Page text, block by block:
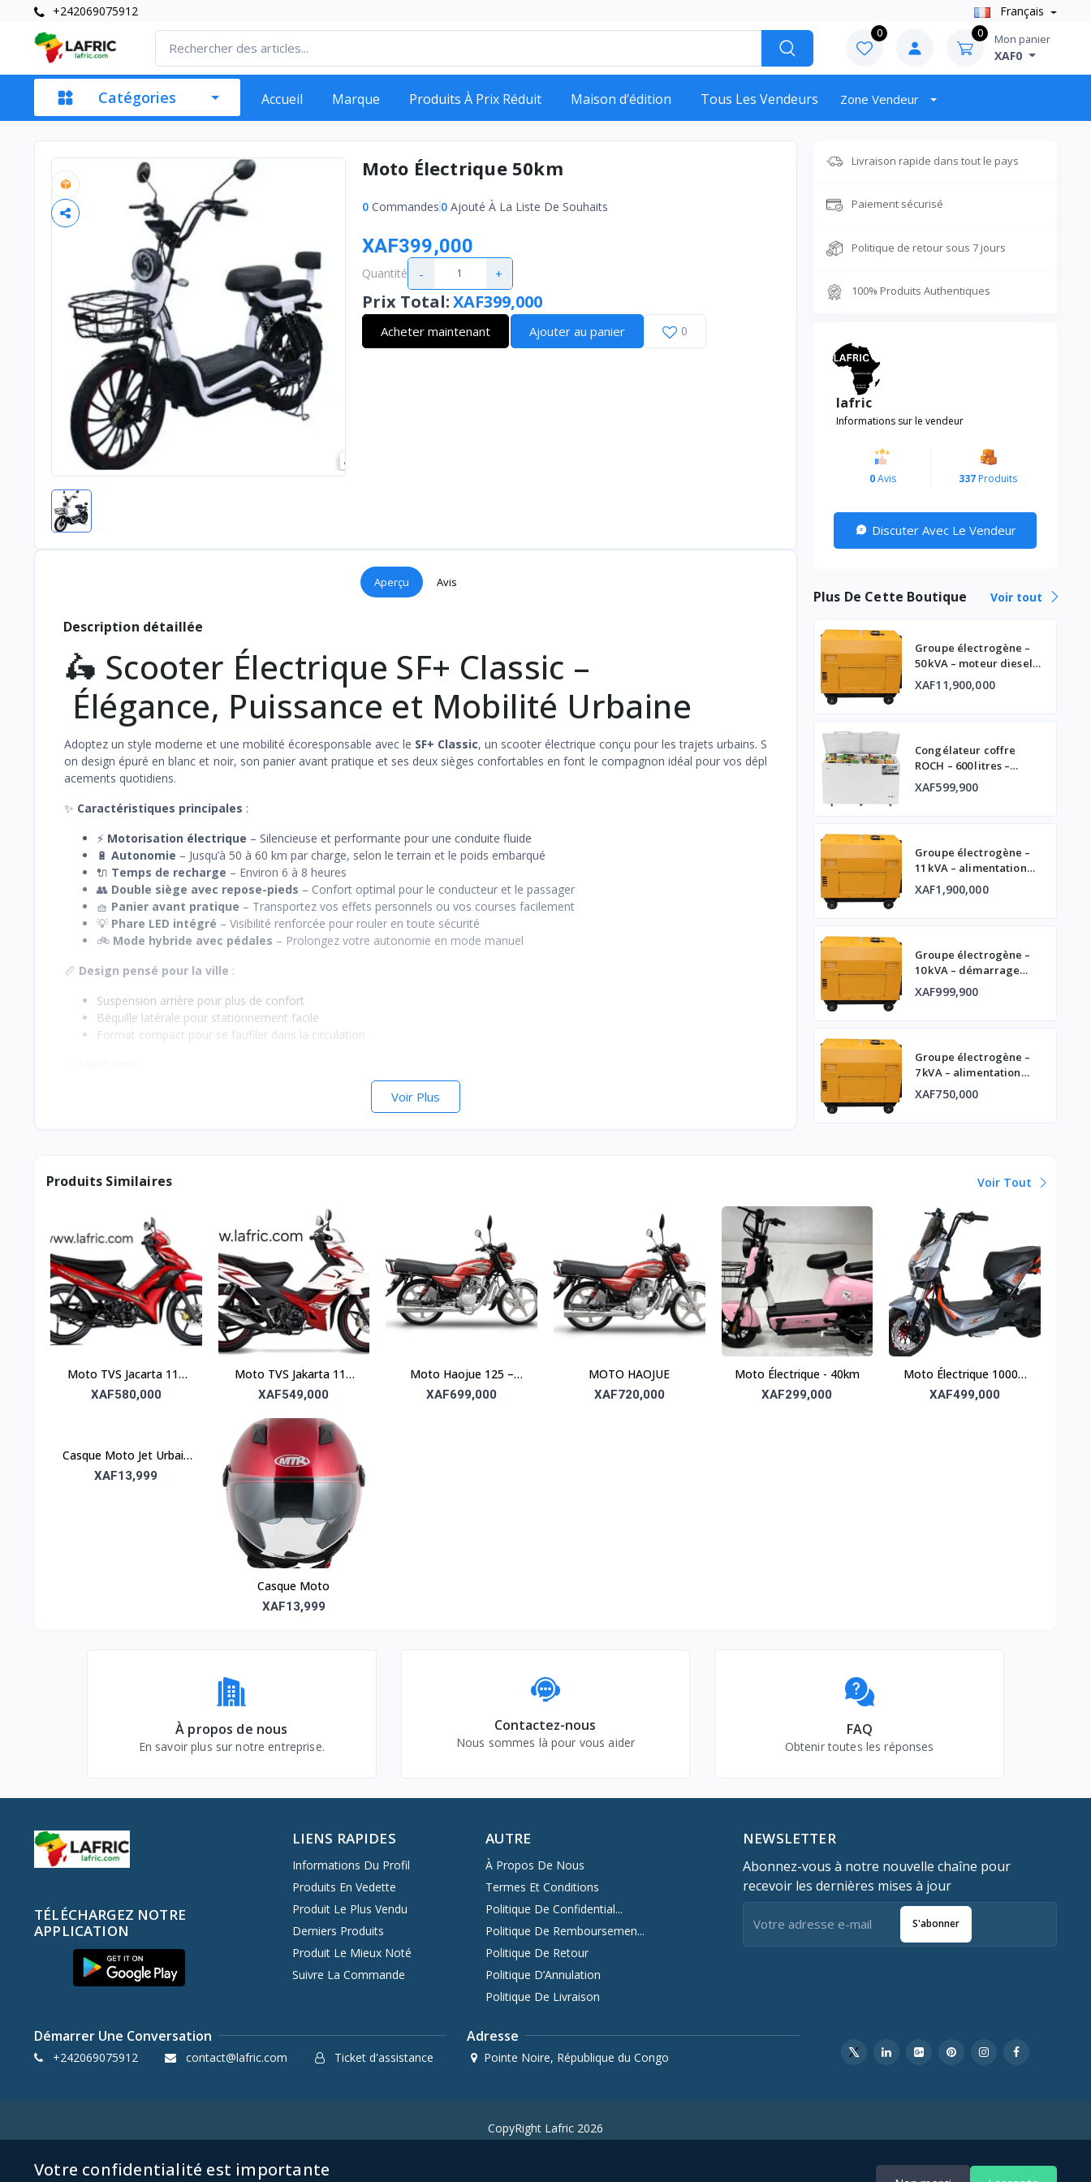
+242069075912 Français
0 0 Mon panier
XAF0
Catégories Accueil Marque Produits À Prix Réduit Maison d’édition Tous Les Vendeurs Zone Vendeur
Moto Électrique 50km
0Commandes 0Ajouté À La Liste De Souhaits
XAF399,000
Quantité - +
Prix Total:XAF399,000
Acheter maintenant Ajouter au panier 0
Aperçu Avis
Description détaillée
🛵 Scooter Électrique SF+ Classic –
Élégance, Puissance et Mobilité Urbaine
Adoptez un style moderne et une mobilité écoresponsable avec le SF+ Classic, un scooter électrique conçu pour les trajets urbains. S
on design épuré en blanc et noir, son panier avant pratique et ses deux sièges confortables en font le compagnon idéal pour vos dépl
acements quotidiens.
✨ Caractéristiques principales :
⚡ Motorisation électrique – Silencieuse et performante pour une conduite fluide
🔋 Autonomie – Jusqu’à 50 à 60 km par charge, selon le terrain et le poids embarqué
🔌 Temps de recharge – Environ 6 à 8 heures
👥 Double siège avec repose-pieds – Confort optimal pour le conducteur et le passager
🧺 Panier avant pratique – Transportez vos effets personnels ou vos courses facilement
💡 Phare LED intégré – Visibilité renforcée pour rouler en toute sécurité
🚲 Mode hybride avec pédales – Prolongez votre autonomie en mode manuel
📏 Design pensé pour la ville :
Suspension arrière pour plus de confort
Béquille latérale pour stationnement facile
Format compact pour se faufiler dans la circulation
Les balades en duo
Voir Plus
Livraison rapide dans tout le pays
Paiement sécurisé
Politique de retour sous 7 jours
100% Produits Authentiques
lafric
Informations sur le vendeur
0Avis 337 Produits
Discuter Avec Le Vendeur
Plus De Cette Boutique Voir tout
Groupe électrogène –
50 kVA – moteur diesel
industriel
XAF11,900,000
Congélateur coffre
ROCH – 600 litres –
double porte
XAF599,900
Groupe électrogène –
11 kVA – alimentation
fiable
XAF1,900,000
Groupe électrogène –
10 kVA – démarrage
automatique et
affichage digital
XAF999,900
Groupe électrogène –
7 kVA – alimentation
fiable
XAF750,000
Produits Similaires Voir Tout
Moto TVS Jacarta 110
sans embrayage –
XAF580,000
Moto TVS Jakarta 110
avec embrayage
XAF549,000
Moto Haojue 125 –
Économique et
XAF699,000
MOTO HAOJUE
XAF720,000
Moto Électrique - 40km
XAF299,000
Moto Électrique 1000w
60km
XAF499,000
Casque Moto Jet Urbain
– Noir Mat (Édition R&J)
XAF13,999
Casque Moto
XAF13,999
À propos de nous
En savoir plus sur notre entreprise.
Contactez-nous
Nous sommes là pour vous aider
FAQ
Obtenir toutes les réponses
TÉLÉCHARGEZ NOTRE
APPLICATION
LIENS RAPIDES
Informations Du Profil
Produits En Vedette
Produit Le Plus Vendu
Derniers Produits
Produit Le Mieux Noté
Suivre La Commande
AUTRE
À Propos De Nous
Termes Et Conditions
Politique De Confidential...
Politique De Remboursemen...
Politique De Retour
Politique D’Annulation
Politique De Livraison
NEWSLETTER
Abonnez-vous à notre nouvelle chaîne pour
recevoir les dernières mises à jour
S'abonner
Démarrer Une Conversation
+242069075912 contact@lafric.com Ticket d'assistance
Adresse
Pointe Noire, République du Congo
CopyRight Lafric 2026
Votre confidentialité est importante